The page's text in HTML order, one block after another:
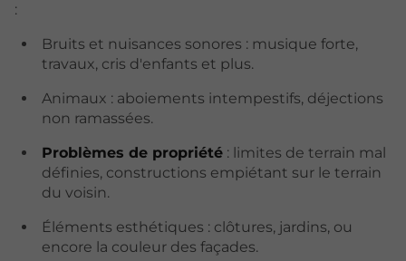
:
Bruits et nuisances sonores : musique forte,
travaux, cris d'enfants et plus.
Animaux : aboiements intempestifs, déjections
non ramassées.
Problèmes de propriété: limites de terrain mal
définies, constructions empiétant sur le terrain
du voisin.
Éléments esthétiques : clôtures, jardins, ou
encore la couleur des façades.